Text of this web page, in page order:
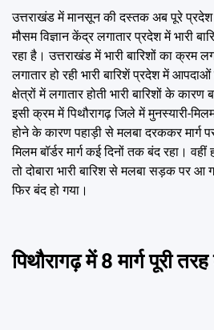
उत्तराखंड में मानसून की दस्तक अब पूरे प्रदेश
मौसम विज्ञान केंद्र लगातार प्रदेश में भारी
रहा है। उत्तराखंड में भारी बारिशों का क्रम
लगातार हो रही भारी बारिशें प्रदेश में
क्षेत्रों में लगातार होती भारी बारिशों के कारण
इसी क्रम में पिथौरागढ़ जिले में मुनस्यारी-मिलम
होने के कारण पहाड़ी से मलबा दरककर मार्ग
मिलम बॉर्डर मार्ग कई दिनों तक बंद रहा।
तो दोबारा भारी बारिश से मलबा सड़क पर
फिर बंद हो गया।
पिथौरागढ़ में 8 मार्ग पूरी